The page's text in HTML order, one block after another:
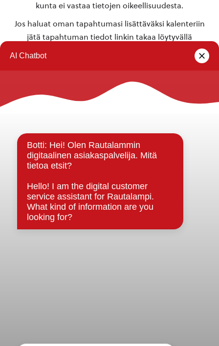
kunta ei vastaa tietojen oikeellisuudesta.
Jos haluat oman tapahtumasi lisättäväksi kalenteriin
jätä tapahtuman tiedot linkin takaa löytyvällä
Rautalammin kunta
Strategiat, ohjelmat, ohjeet, suunnitelmat, säännöt ja
sopimukset
Asiakirjajulkisuuskuvaus
Evästeet
Saavutettavuusseloste
Tietosuoja
Tietosuojaselosteet